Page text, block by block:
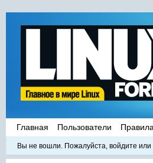
Главная Пользователи Правила
Вы не вошли. Пожалуйста, войдите или